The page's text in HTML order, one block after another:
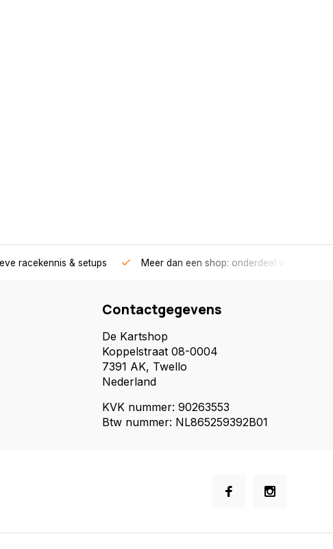
racekennis & setups Meer dan een shop: onderdeel van een
Contactgegevens
De Kartshop
Koppelstraat 08-0004
7391 AK, Twello
Nederland
KVK nummer: 90263553
Btw nummer: NL865259392B01